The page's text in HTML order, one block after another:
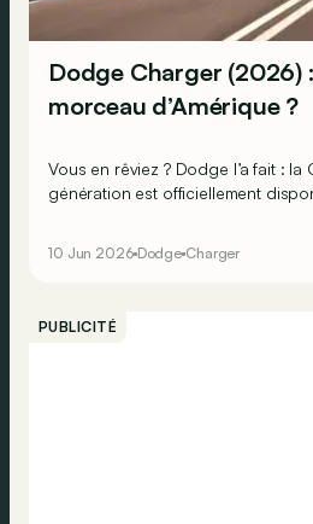
Dodge Charger (2026)
morceau d’Amérique ?
Vous en rêviez ? Dodge l’a fait : la
génération est officiellement
en thermique ou… électrique !
10 Jun 2026 Dodge Charger
PUBLICITÉ